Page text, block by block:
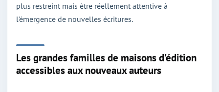
plus restreint mais être réellement attentive à
l'émergence de nouvelles écritures.
Les grandes familles de maisons d'édition
accessibles aux nouveaux auteurs